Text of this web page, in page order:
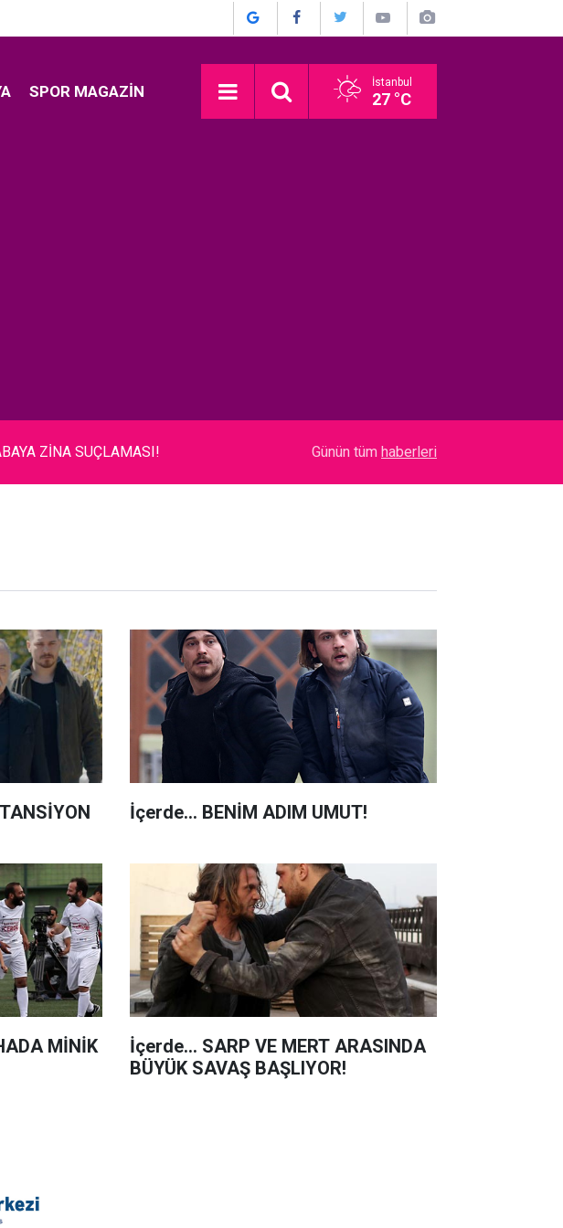
SPOR MAGAZIN İstanbul
27 °C
ZİNA SUÇLAMASI! Acun Ilıcalı... BAKAN ERSOY'A TANITIM
Günün tüm haberleri
İçerde... BENİM ADIM UMUT!
MİNİK
İçerde... SARP VE MERT ARASINDA
BÜYÜK SAVAŞ BAŞLIYOR!